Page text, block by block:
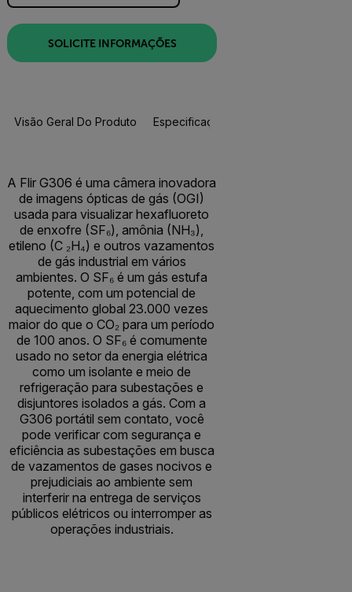
SOLICITE INFORMAÇÕES
Visão Geral Do Produto Especificações
A Flir G306 é uma câmera inovadora
de imagens ópticas de gás (OGI)
usada para visualizar hexafluoreto
de enxofre (SF₆), amônia (NH₃),
etileno (C ₂H₄) e outros vazamentos
de gás industrial em vários
ambientes. O SF₆ é um gás estufa
potente, com um potencial de
aquecimento global 23.000 vezes
maior do que o CO₂ para um período
de 100 anos. O SF₆ é comumente
usado no setor da energia elétrica
como um isolante e meio de
refrigeração para subestações e
disjuntores isolados a gás. Com a
G306 portátil sem contato, você
pode verificar com segurança e
eficiência as subestações em busca
de vazamentos de gases nocivos e
prejudiciais ao ambiente sem
interferir na entrega de serviços
públicos elétricos ou interromper as
operações industriais.